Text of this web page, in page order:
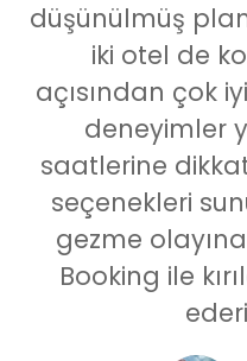
düşünülmüş
iki otel de
açısından çok
deneyimler
saatlerine
seçenekleri
gezme
Booking ile